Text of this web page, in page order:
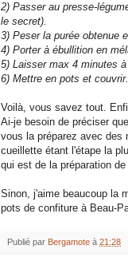
2) Passer au presse-
le secret).
3) Peser la purée obtenue
4) Porter à ébullition en
5) Laisser max 4 minutes à
6) Mettre en pots et couvrir.
Voilà, vous savez tout.
Ai-je besoin de préciser
vous la préparez avec des
cueillette étant l'étape la
qui est de la préparation
Sinon, j'aime beaucoup la
pots de confiture à Beau-
Publié par Bergamote à 21:28